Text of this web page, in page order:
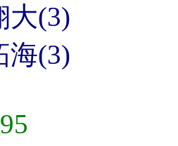
(3)
(3)